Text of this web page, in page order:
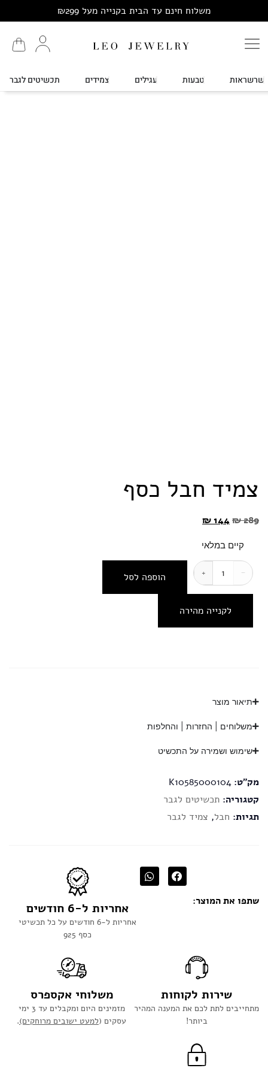
משלוח חינם עד הבית בקנייה מעל ₪299
שרשראות טבעות עגילים צמידים תכשיטים לגבר
צמיד חבל כסף
₪289
₪144
קיים במלאי
−
+ הוספה לסל
לקנייה מהירה
תיאור מוצר
משלוחים | החזרות | והחלפות
שימוש ושמירה על התכשיט
מק"ט: K10585000104
קטגוריה: תכשיטים לגבר
תגיות: חבל, צמיד לגבר
שתפו את המוצר: אחריות ל-6 חודשים
אחריות ל-6 חודשים על כל תכשיטי
כסף 925
שירות לקוחות
מתחייבים לתת לכם את המענה המהיר
ביותר!
משלוחי אקספרס
מזמינים היום ומקבלים עד 3 ימי
עסקים (למעט ישובים מרוחקים).